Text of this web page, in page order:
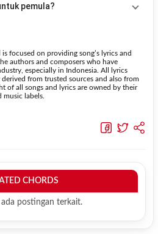
nada. Seluruh chord akan
pemula?
dasar lagu.
focused on providing song’s lyrics and
authors and composers who have
especially in Indonesia. All lyrics
from trusted sources and also from
of all songs and lyrics are owned by their
music labels.
CHORDS
postingan terkait.